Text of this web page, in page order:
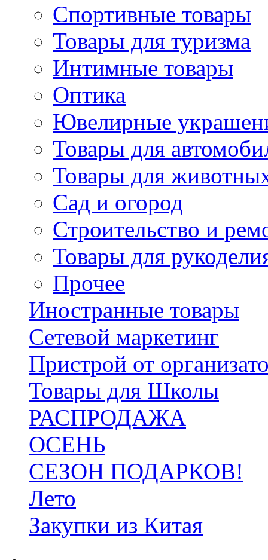
Спортивные товары
Товары для туризма
Интимные товары
Оптика
Ювелирные
Товары для
Товары для
Сад и огород
Строительство и
Товары для
Прочее
Иностранные товары
Сетевой маркетинг
Пристрой от
Товары для Школы
РАСПРОДАЖА
ОСЕНЬ
СЕЗОН ПОДАРКОВ!
Лето
Закупки из Китая